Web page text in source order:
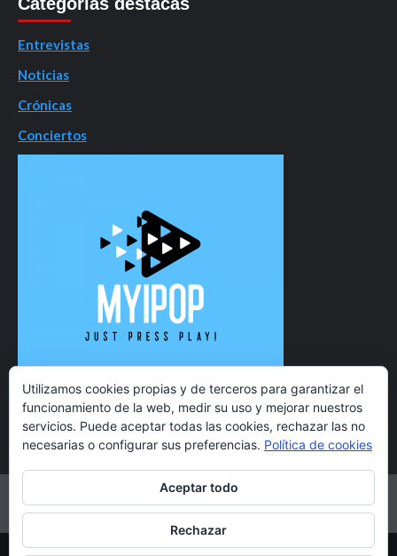
Entrevistas
Noticias
Crónicas
Conciertos
TwitterInstagramFacebookYouTube
Utilizamos cookies propias y de terceros para garantizar el
funcionamiento de la web, medir su uso y mejorar nuestros
servicios. Puede aceptar todas las cookies, rechazar las no
necesarias o configurar sus preferencias. Política de cookies
Aceptar todo
Rechazar